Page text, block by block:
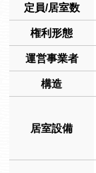
定員/居室数
権利形態
運営事業者
構造
居室設備